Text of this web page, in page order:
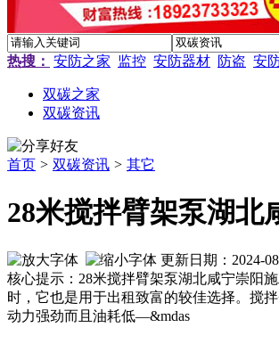
热搜： 安防之家 监控 安防器材 防盗 安
双碳之家
双碳资讯
首页 > 双碳资讯 > 其它
28米搅拌臂架泵湖北
更新日期：2024-
核心提示：28米搅拌臂架泵湖北咸宁崇阳
时，它也是用于出租致富的较佳选择。搅
动力强劲而且油耗低—&mdas